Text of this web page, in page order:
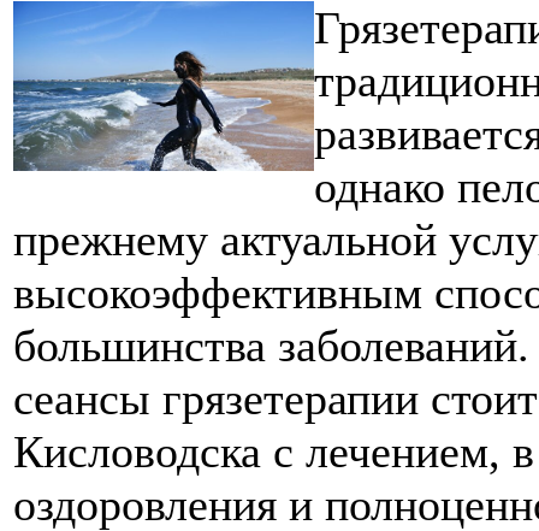
однако
прежнему актуальной
высокоэффективным
большинства
сеансы грязетерапии
Кисловодска с лечением,
оздоровления и